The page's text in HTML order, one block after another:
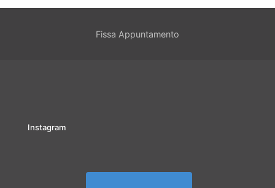
Fissa Appuntamento
Instagram